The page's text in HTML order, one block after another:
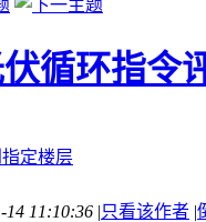
循环指令
14 11:10:36 |只看该作者 |